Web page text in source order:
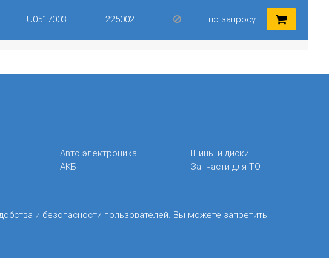
U0517003 225002 по запросу
Авто электроника
АКБ
Шины и диски
Запчасти для ТО
и безопасности пользователей. Вы можете запретить